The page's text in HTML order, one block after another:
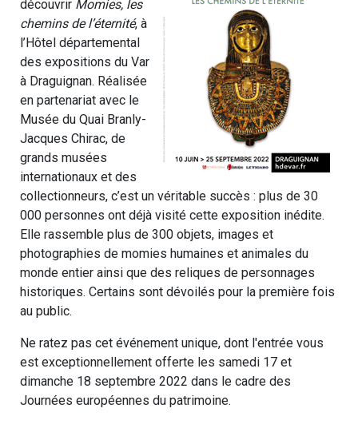
découvrir Momies, les
chemins de l’éternité, à
l’Hôtel départemental
des expositions du Var
à Draguignan. Réalisée
en partenariat avec le
Musée du Quai Branly-
Jacques Chirac, de
grands musées
internationaux et des
collectionneurs, c’est un véritable succès : plus de 30
000 personnes ont déjà visité cette exposition inédite.
Elle rassemble plus de 300 objets, images et
photographies de momies humaines et animales du
monde entier ainsi que des reliques de personnages
historiques. Certains sont dévoilés pour la première fois
au public.
Ne ratez pas cet événement unique, dont l'entrée vous
est exceptionnellement offerte les samedi 17 et
dimanche 18 septembre 2022 dans le cadre des
Journées européennes du patrimoine.